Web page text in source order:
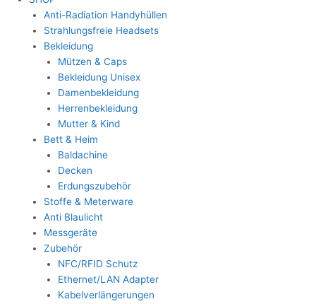
Anti-Radiation Handyhüllen
Strahlungsfreie Headsets
Bekleidung
Mützen & Caps
Bekleidung Unisex
Damenbekleidung
Herrenbekleidung
Mutter & Kind
Bett & Heim
Baldachine
Decken
Erdungszubehör
Stoffe & Meterware
Anti Blaulicht
Messgeräte
Zubehör
NFC/RFID Schutz
Ethernet/LAN Adapter
Kabelverlängerungen